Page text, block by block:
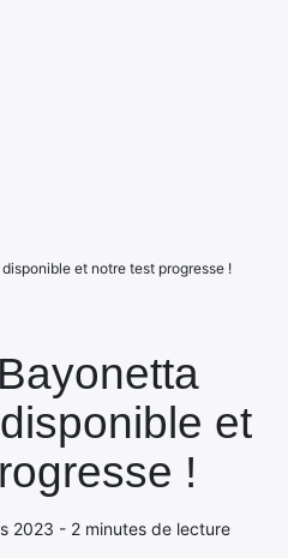
et
!
2023 - 2 minutes de lecture
et notre test progresse !